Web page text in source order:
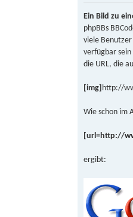
Ein Bild zu
phpBBs
viele
verfügbar
die URL, die
[img] http://
Wie schon im
[url=http://
ergibt: